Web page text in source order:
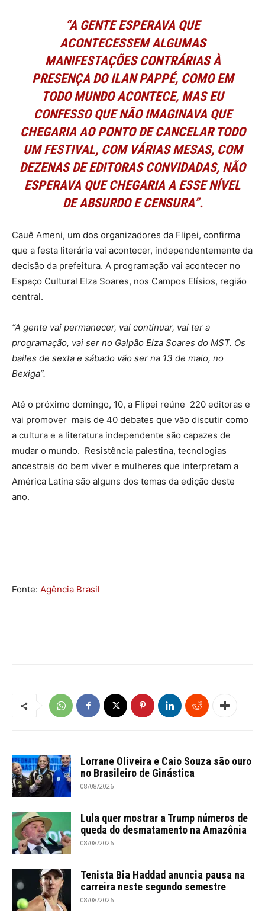
“A GENTE ESPERAVA QUE
ACONTECESSEM ALGUMAS
MANIFESTAÇÕES CONTRÁRIAS À
PRESENÇA DO ILAN PAPPÉ, COMO EM
TODO MUNDO ACONTECE, MAS EU
CONFESSO QUE NÃO IMAGINAVA QUE
CHEGARIA AO PONTO DE CANCELAR TODO
UM FESTIVAL, COM VÁRIAS MESAS, COM
DEZENAS DE EDITORAS CONVIDADAS, NÃO
ESPERAVA QUE CHEGARIA A ESSE NÍVEL
DE ABSURDO E CENSURA”.
Cauê Ameni, um dos organizadores da Flipei, confirma
que a festa literária vai acontecer, independentemente da
decisão da prefeitura. A programação vai acontecer no
Espaço Cultural Elza Soares, nos Campos Elísios, região
central.
“A gente vai permanecer, vai continuar, vai ter a
programação, vai ser no Galpão Elza Soares do MST. Os
bailes de sexta e sábado vão ser na 13 de maio, no
Bexiga”.
Até o próximo domingo, 10, a Flipei reúne 220 editoras e
vai promover mais de 40 debates que vão discutir como
a cultura e a literatura independente são capazes de
mudar o mundo. Resistência palestina, tecnologias
ancestrais do bem viver e mulheres que interpretam a
América Latina são alguns dos temas da edição deste
ano.
Fonte: Agência Brasil
Lorrane Oliveira e Caio Souza são ouro
no Brasileiro de Ginástica
08/08/2026
Lula quer mostrar a Trump números de
queda do desmatamento na Amazônia
08/08/2026
Tenista Bia Haddad anuncia pausa na
carreira neste segundo semestre
08/08/2026